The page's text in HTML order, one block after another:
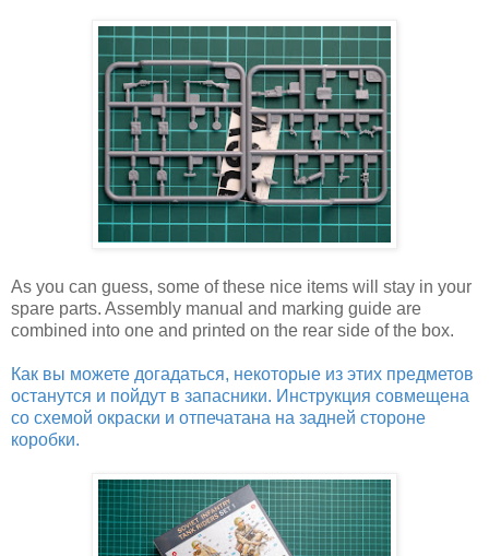
As you can guess, some of these nice items will stay in your
spare parts. Assembly manual and marking guide are
combined into one and printed on the rear side of the box.
Как вы можете догадаться, некоторые из этих предметов
останутся и пойдут в запасники. Инструкция совмещена
со схемой окраски и отпечатана на задней стороне
коробки.